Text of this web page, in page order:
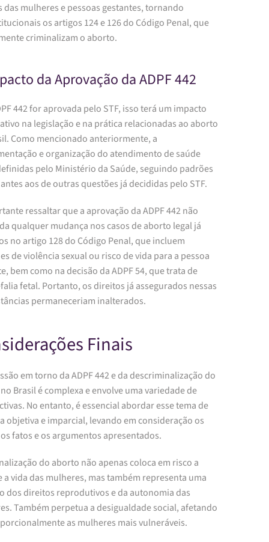
mulheres e pessoas gestantes, tornando
os artigos 124 e 126 do Código Penal, que
criminalizam o aborto.
da Aprovação da ADPF 442
442 for aprovada pelo STF, isso terá um impacto
na legislação e na prática relacionadas ao aborto
Como mencionado anteriormente, a
e organização do atendimento de saúde
pelo Ministério da Saúde, seguindo padrões
aos de outras questões já decididas pelo STF.
ressaltar que a aprovação da ADPF 442 não
qualquer mudança nos casos de aborto legal já
no artigo 128 do Código Penal, que incluem
de violência sexual ou risco de vida para a pessoa
bem como na decisão da ADPF 54, que trata de
fetal. Portanto, os direitos já assegurados nessas
permaneceriam inalterados.
Finais
em torno da ADPF 442 e da descriminalização do
Brasil é complexa e envolve uma variedade de
No entanto, é essencial abordar esse tema de
objetiva e imparcial, levando em consideração os
fatos e os argumentos apresentados.
do aborto não apenas coloca em risco a
a vida das mulheres, mas também representa uma
dos direitos reprodutivos e da autonomia das
Também perpetua a desigualdade social, afetando
as mulheres mais vulneráveis.